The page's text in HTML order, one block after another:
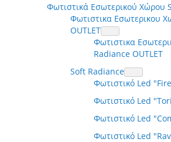
Φωτιστικά Εσωτερικού Χώρου
Φωτιστικα Εσωτερικου
OUTLET
Φωτιστικα
Radiance OUTLET
Soft Radiance
Φωτιστικό Led
Φωτιστικό Led
Φωτιστικό Led
Φωτιστικό Led